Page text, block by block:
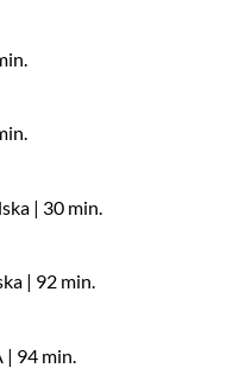
| 30 min.
| 92 min.
94 min.